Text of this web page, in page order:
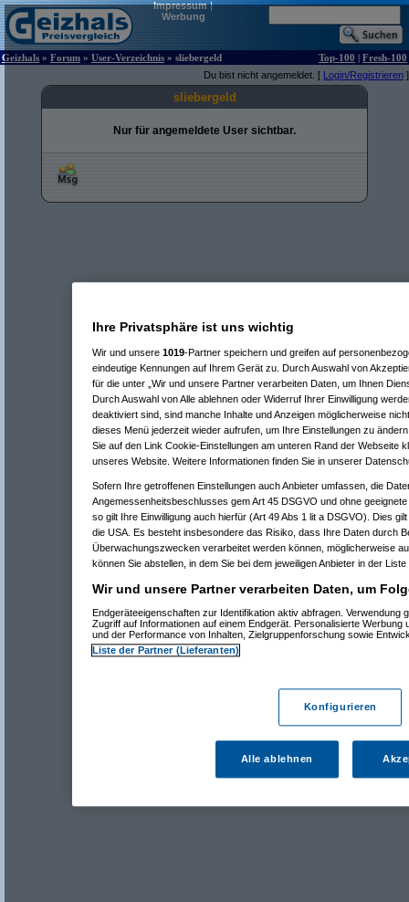
Impressum|
Werbung
Geizhals » Forum » User-Verzeichnis » sliebergeld Top-100 | Fresh-100
Du bist nicht angemeldet. [ Login/Registrieren ]
sliebergeld
Nur für angemeldete User sichtbar.
Ihre Privatsphäre ist uns wichtig
Wir und unsere 1019-Partner speichern und greifen auf
eindeutige Kennungen auf Ihrem Gerät zu. Durch Auswahl von
für die unter „Wir und unsere Partner verarbeiten Daten, um Ihnen
Durch Auswahl von Alle ablehnen oder Widerruf Ihrer Einwilligung
deaktiviert sind, sind manche Inhalte und Anzeigen möglicherweise
dieses Menü jederzeit wieder aufrufen, um Ihre Einstellungen zu
Sie auf den Link Cookie-Einstellungen am unteren Rand der Webseite
unseres Website. Weitere Informationen finden Sie in unserer
Sofern Ihre getroffenen Einstellungen auch Anbieter umfassen, die
Angemessenheitsbeschlusses gem Art 45 DSGVO und ohne
so gilt Ihre Einwilligung auch hierfür (Art 49 Abs 1 lit a DSGVO). Dies
die USA. Es besteht insbesondere das Risiko, dass Ihre Daten durch
Überwachungszwecken verarbeitet werden können, möglicherweise
können Sie abstellen, in dem Sie bei dem jeweiligen Anbieter in der
Wir und unsere Partner verarbeiten Daten, um
Endgeräteeigenschaften zur Identifikation aktiv abfragen. Verwendung
Zugriff auf Informationen auf einem Endgerät. Personalisierte Werbung
und der Performance von Inhalten, Zielgruppenforschung sowie
Liste der Partner (Lieferanten)
Konfigurieren
Alle ablehnen